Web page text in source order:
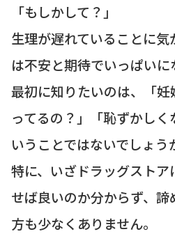
「もしかして？」
生理が遅れていることに
は不安と期待でいっぱいに
最初に知りたいのは、「
ってるの？」「恥ずかし
いうことではないでしょう
特に、いざドラッグストア
せば良いのか分からず、諦
方も少なくありません。